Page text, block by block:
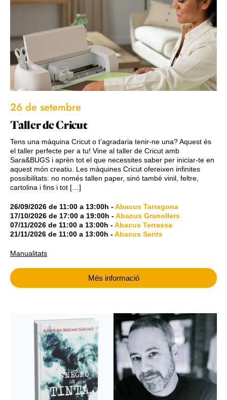
26 de setembre
Taller de Cricut
Tens una màquina Cricut o t’agradaria tenir-ne una? Aquest és
el taller perfecte per a tu! Vine al taller de Cricut amb
Sara&BUGS i aprèn tot el que necessites saber per iniciar-te en
aquest món creatiu. Les màquines Cricut ofereixen infinites
possibilitats: no només tallen paper, sinó també vinil, feltre,
cartolina i fins i tot […]
26/09/2026 de 11:00 a 13:00h -Abacus Tarragona
17/10/2026 de 17:00 a 19:00h -Abacus Granollers
07/11/2026 de 11:00 a 13:00h -Abacus Terrassa
21/11/2026 de 11:00 a 13:00h -Abacus Sants
Manualitats
Més informació